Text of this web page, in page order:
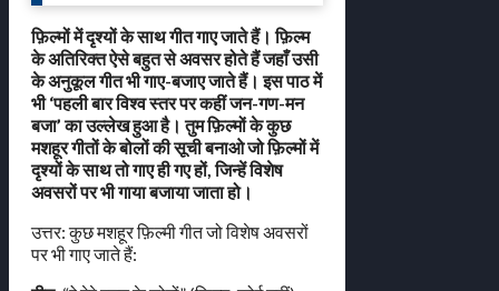
फ़िल्मों में दृश्यों के साथ गीत गाए जाते हैं। फ़िल्म
के अतिरिक्त ऐसे बहुत से अवसर होते हैं जहाँ उसी
के अनुकूल गीत भी गाए-बजाए जाते हैं। इस पाठ में
भी ‘पहली बार विश्व स्तर पर कहीं जन-गण-मन
बजा’ का उल्लेख हुआ है। तुम फ़िल्मों के कुछ
मशहूर गीतों के बोलों की सूची बनाओ जो फ़िल्मों में
दृश्यों के साथ तो गाए ही गए हों, जिन्हें विशेष
अवसरों पर भी गाया बजाया जाता हो।
उत्तर: कुछ मशहूर फ़िल्मी गीत जो विशेष अवसरों
पर भी गाए जाते हैं: